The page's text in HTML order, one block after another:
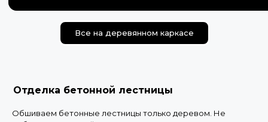
Все на деревянном каркасе
Отделка бетонной лестницы
Обшиваем бетонные лестницы только деревом. Не